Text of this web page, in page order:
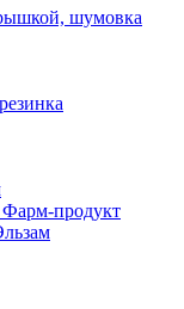
шумовка
продукт